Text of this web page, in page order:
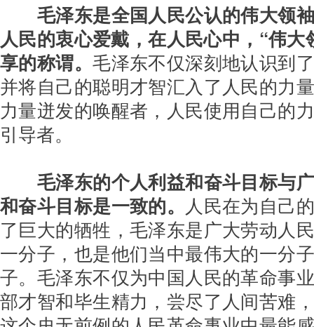
毛泽东是全国人民公认的伟大领
人民的衷心爱戴，在人民心中，“伟
享的称谓。毛泽东不仅深刻地认识到
并将自己的聪明才智汇入了人民的力
力量迸发的唤醒者，人民使用自己的
引导者。
毛泽东的个人利益和奋斗目标与
和奋斗目标是一致的。 人民在为自己
了巨大的牺牲，毛泽东是广大劳动人
一分子，也是他们当中最伟大的一分
子。毛泽东不仅为中国人民的革命事
部才智和毕生精力，尝尽了人间苦难